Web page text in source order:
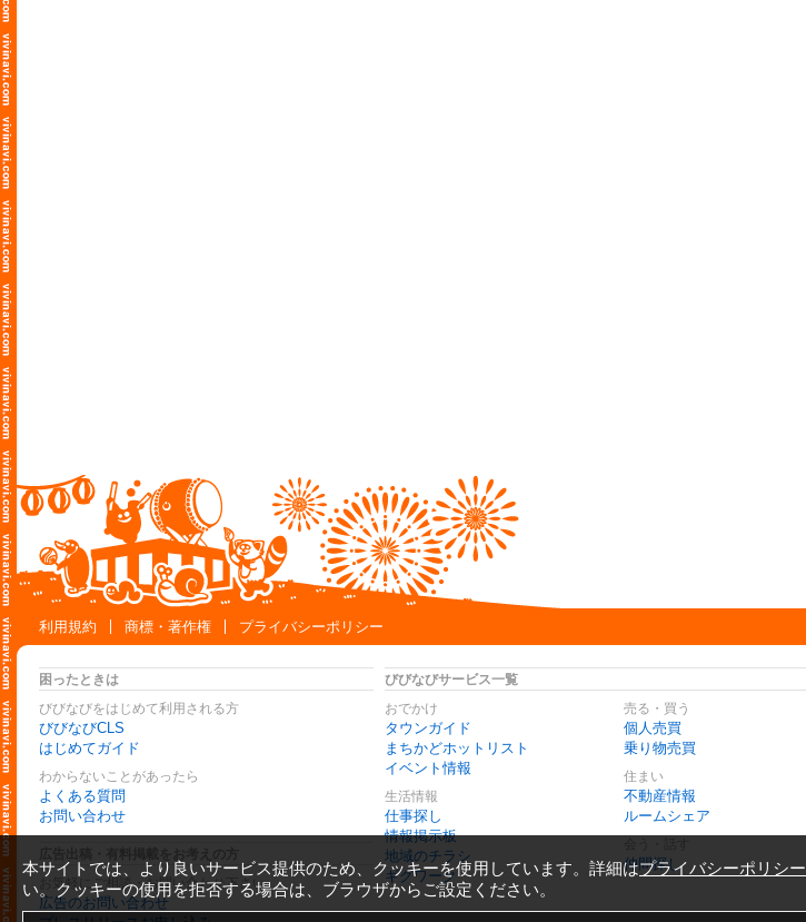
利用規約
商標・著作権 プライバシーポリシー
困ったときは
びびなびをはじめて利用される方
びびなびCLS
はじめてガイド
わからないことがあったら
よくある質問
お問い合わせ
お気軽にご相談・お問い合わせ下さい
広告のお問い合わせ
びびなびサービス一覧
おでかけ
タウンガイド
まちかどホットリスト
イベント情報
生活情報
仕事探し
情報掲示板
地域のチラシ
ギグワーク
売る・買う
個人売買
乗り物売買
住まい
不動産情報
ルームシェア
仲間探し
本サイトでは、より良いサービス提供のため、クッキーを使用しています。詳細はプライバシーポリシー
い。クッキーの使用を拒否する場合は、ブラウザからご設定ください。